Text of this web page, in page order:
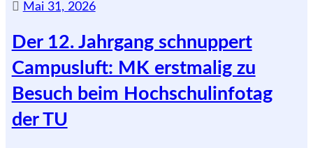
Mai 31, 2026
Der 12. Jahrgang schnuppert
Campusluft: MK erstmalig zu
Besuch beim Hochschulinfotag
der TU